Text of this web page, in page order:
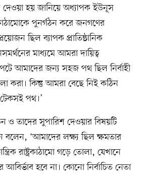
দেওয়া হয় জানিয়ে অধ্যাপক ইউনূস
পুনর্গঠন করে জনগণের
ছিল ব্যাপক প্রাতিষ্ঠানিক
মাধ্যমে আমরা দায়িত্ব
আমাদের জন্য সহজ পথ ছিল নির্বাহী
করা। কিন্তু আমরা বেছে নিই কঠিন
পথ।’
ও তাদের সুপারিশ দেওয়ার বিষয়টি
বলেন, ‘আমাদের লক্ষ্য ছিল ক্ষমতার
রাষ্ট্রকাঠামো গড়ে তোলা, যেখানে
হবে না। কোনো নির্বাচিত নেতা